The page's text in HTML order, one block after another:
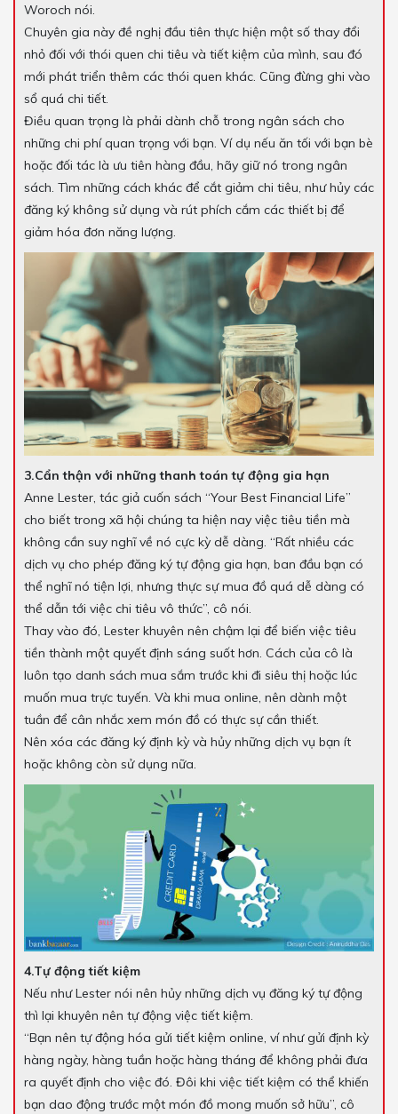
Woroch nói.
Chuyên gia này đề nghị đầu tiên thực hiện một số thay đổi
nhỏ đối với thói quen chi tiêu và tiết kiệm của mình, sau đó
mới phát triển thêm các thói quen khác. Cũng đừng ghi vào
sổ quá chi tiết.
Điều quan trọng là phải dành chỗ trong ngân sách cho
những chi phí quan trọng với bạn. Ví dụ nếu ăn tối với bạn bè
hoặc đối tác là ưu tiên hàng đầu, hãy giữ nó trong ngân
sách. Tìm những cách khác để cắt giảm chi tiêu, như hủy các
đăng ký không sử dụng và rút phích cắm các thiết bị để
giảm hóa đơn năng lượng.
3.Cẩn thận với những thanh toán tự động gia hạn
Anne Lester, tác giả cuốn sách “Your Best Financial Life”
cho biết trong xã hội chúng ta hiện nay việc tiêu tiền mà
không cần suy nghĩ về nó cực kỳ dễ dàng. “Rất nhiều các
dịch vụ cho phép đăng ký tự động gia hạn, ban đầu bạn có
thể nghĩ nó tiện lợi, nhưng thực sự mua đồ quá dễ dàng có
thể dẫn tới việc chi tiêu vô thức”, cô nói.
Thay vào đó, Lester khuyên nên chậm lại để biến việc tiêu
tiền thành một quyết định sáng suốt hơn. Cách của cô là
luôn tạo danh sách mua sắm trước khi đi siêu thị hoặc lúc
muốn mua trực tuyến. Và khi mua online, nên dành một
tuần để cân nhắc xem món đồ có thực sự cần thiết.
Nên xóa các đăng ký định kỳ và hủy những dịch vụ bạn ít
hoặc không còn sử dụng nữa.
4.Tự động tiết kiệm
Nếu như Lester nói nên hủy những dịch vụ đăng ký tự động
thì lại khuyên nên tự động việc tiết kiệm.
“Bạn nên tự động hóa gửi tiết kiệm online, ví như gửi định kỳ
hàng ngày, hàng tuần hoặc hàng tháng để không phải đưa
ra quyết định cho việc đó. Đôi khi việc tiết kiệm có thể khiến
bạn dao động trước một món đồ mong muốn sở hữu”, cô